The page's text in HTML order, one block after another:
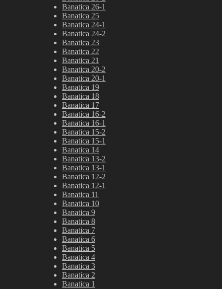
Banatica 26-1
Banatica 25
Banatica 24-1
Banatica 24-2
Banatica 23
Banatica 22
Banatica 21
Banatica 20-2
Banatica 20-1
Banatica 19
Banatica 18
Banatica 17
Banatica 16-2
Banatica 16-1
Banatica 15-2
Banatica 15-1
Banatica 14
Banatica 13-2
Banatica 13-1
Banatica 12-2
Banatica 12-1
Banatica 11
Banatica 10
Banatica 9
Banatica 8
Banatica 7
Banatica 6
Banatica 5
Banatica 4
Banatica 3
Banatica 2
Banatica 1